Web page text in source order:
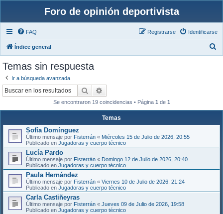
Foro de opinión deportivista
FAQ Identificarse
Registrarse
Índice general
Temas sin respuesta
Ir a búsqueda avanzada
Buscar
Se encontraron 19 coincidencias • Página 1 de 1
Temas
Sofía Domínguez
Último mensaje por Fisterrán « Miércoles 15 de Julio de 2026, 20:55
Publicado en Jugadoras y cuerpo técnico
Lucía Pardo
Último mensaje por Fisterrán « Domingo 12 de Julio de 2026, 20:40
Publicado en Jugadoras y cuerpo técnico
Paula Hernández
Último mensaje por Fisterrán « Viernes 10 de Julio de 2026, 21:24
Publicado en Jugadoras y cuerpo técnico
Carla Castiñeyras
Último mensaje por Fisterrán « Jueves 09 de Julio de 2026, 19:58
Publicado en Jugadoras y cuerpo técnico